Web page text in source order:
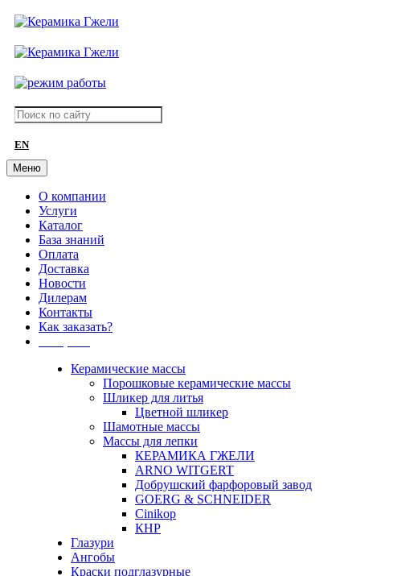
EN
Меню
О компании
Услуги
Каталог
База знаний
Оплата
Доставка
Новости
Дилерам
Контакты
Как заказать?
Керамические массы
Порошковые керамические массы
Шликер для литья
Цветной шликер
Шамотные массы
Массы для лепки
КЕРАМИКА ГЖЕЛИ
ARNO WITGERT
Добрушский фарфоровый завод
GOERG & SCHNEIDER
Cinikop
КНР
Глазури
Ангобы
Краски подглазурные